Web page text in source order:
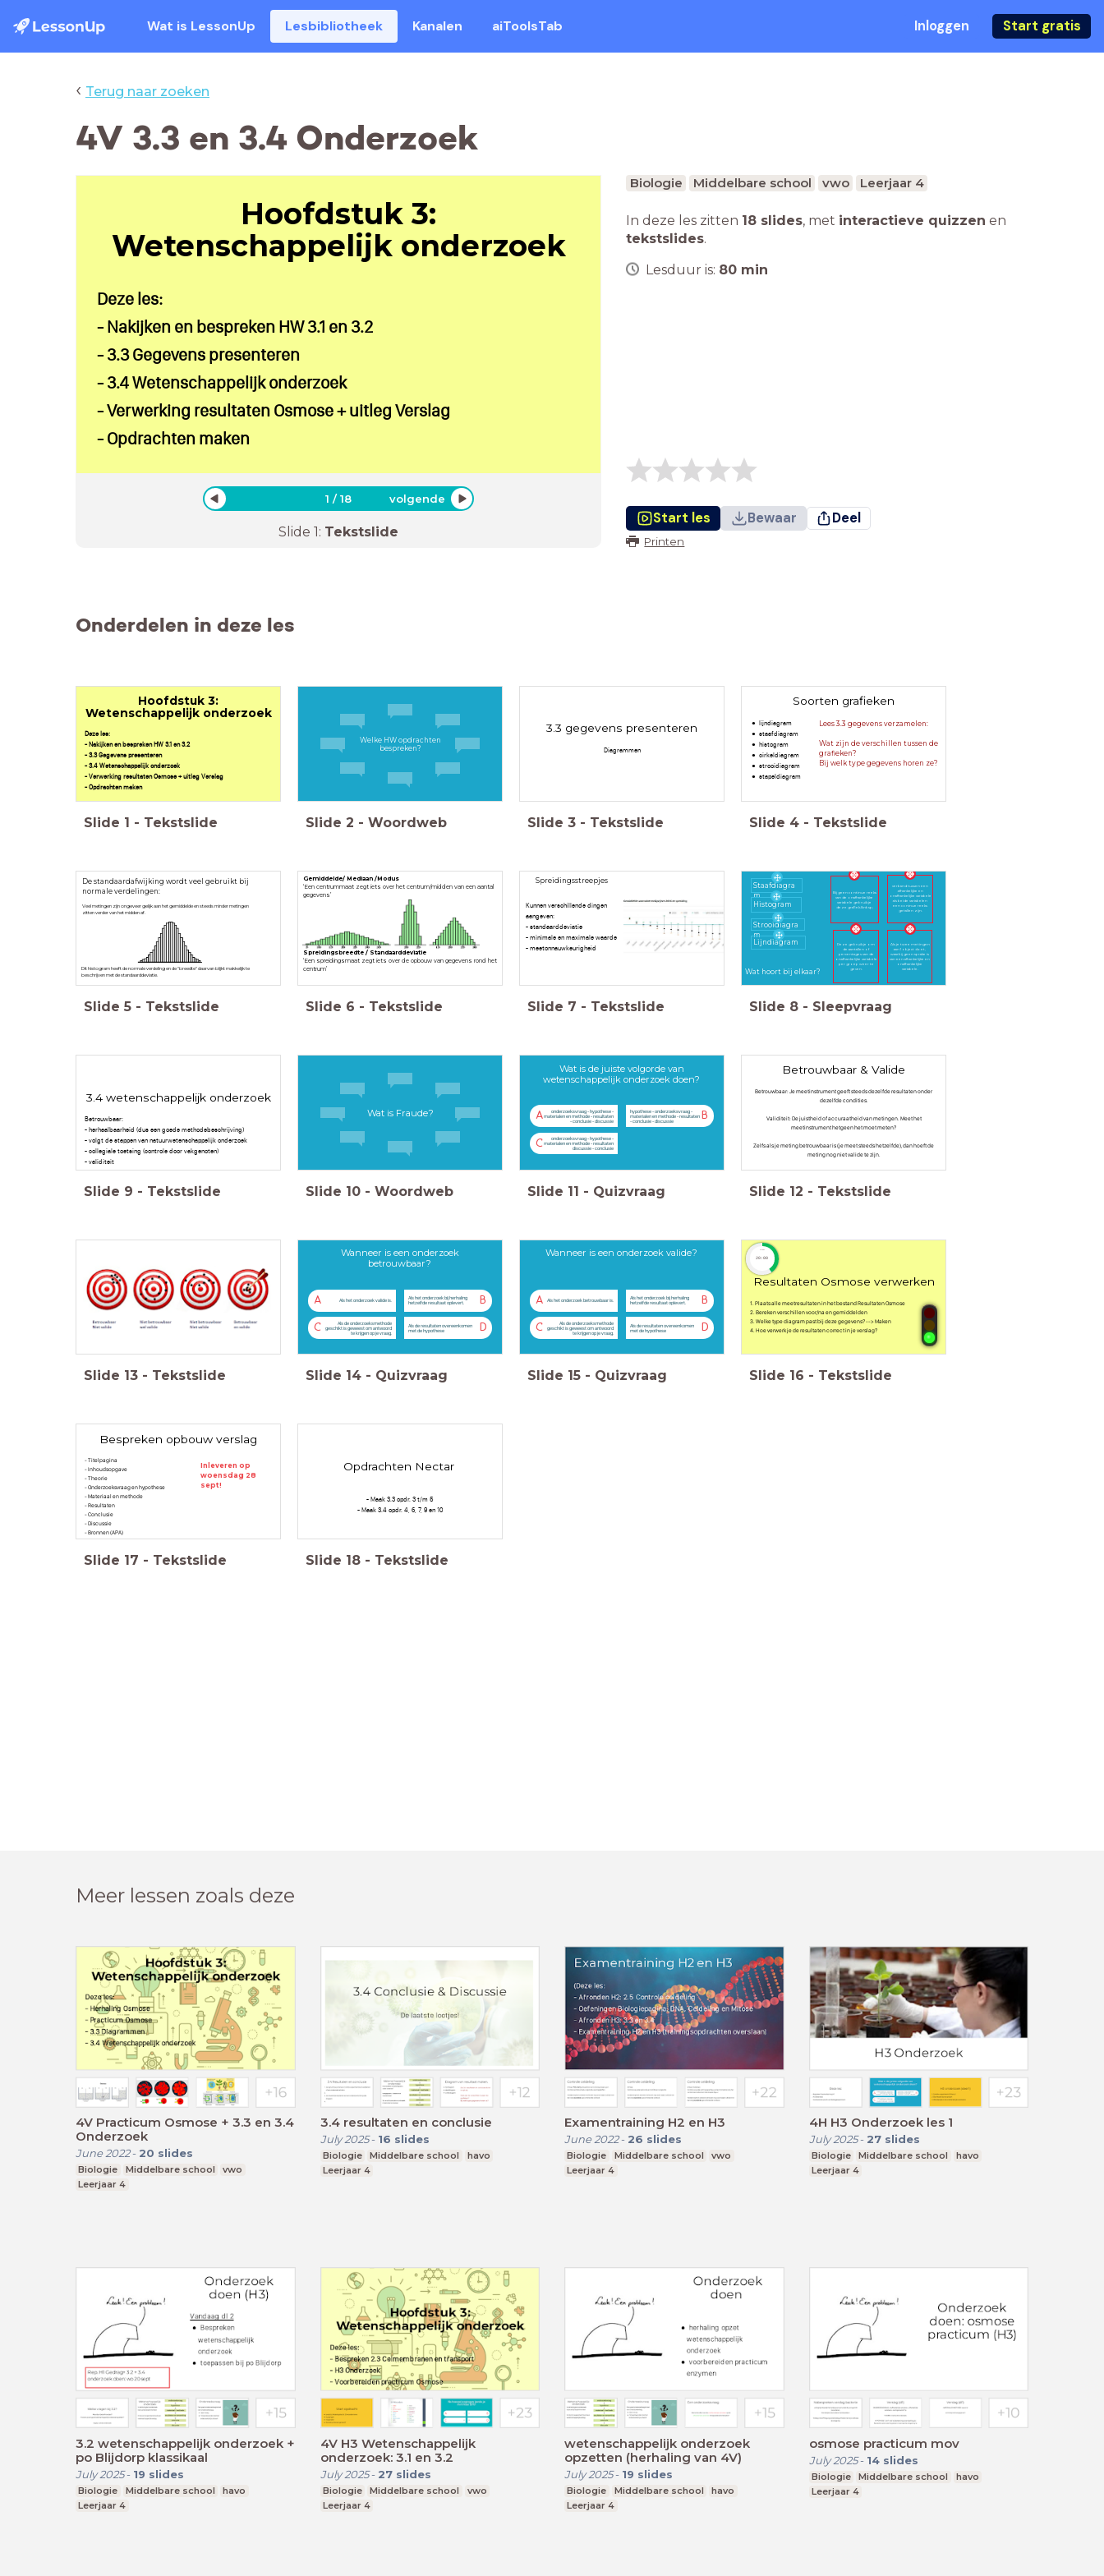
Wat is LessonUp Lesbibliotheek Kanalen aiToolsTab Inloggen Start gratis
‹ Terug naar zoeken
4V 3.3 en 3.4 Onderzoek
Hoofdstuk 3:
Wetenschappelijk onderzoek
Deze les:
- Nakijken en bespreken HW 3.1 en 3.2
- 3.3 Gegevens presenteren
- 3.4 Wetenschappelijk onderzoek
- Verwerking resultaten Osmose + uitleg Verslag
- Opdrachten maken
1 /18 volgende
Slide 1: Tekstslide
Biologie Middelbare school vwo Leerjaar 4
In deze les zitten 18 slides, met interactieve quizzen en
tekstslides.
Lesduur is: 80 min
Start les Bewaar Deel
Printen
Onderdelen in deze les
Hoofdstuk 3:
Wetenschappelijk onderzoek
Deze les:
- Nakijken en bespreken HW 3.1 en 3.2
- 3.3 Gegevens presenteren
- 3.4 Wetenschappelijk onderzoek
- Verwerking resultaten Osmose + uitleg Verslag
- Opdrachten maken
Slide 1 - Tekstslide
Welke HW opdrachten
bespreken?
Slide 2 - Woordweb
3.3 gegevens presenteren
Diagrammen
Slide 3 - Tekstslide
Soorten grafieken
lijndiagram
staafdiagram
histogram
cirkeldiagram
strooidiagram
stapeldiagram
Lees 3.3 gegevens verzamelen:
Wat zijn de verschillen tussen de
grafieken?
Bij welk type gegevens horen ze?
Slide 4 - Tekstslide
Veel metingen zijn ongeveer gelijk aan het gemiddelde en steeds minder metingen
zitten verder van het midden af.
Dit histogram heeft de normale verdeling en de "breedte" daarvan blijkt makkelijk te
beschrijven met de standaarddeviatie.
De standaardafwijking wordt veel gebruikt bij
normale verdelingen:
Slide 5 - Tekstslide
Gemiddelde/ Mediaan /Modus
‘Een centrummaat zegt iets over het centrum/midden van een aantal
gegevens’
Spreidingsbreedte / Standaarddeviatie
‘Een spreidingsmaat zegt ietsover de opbouw van gegevens rond het
centrum’
Slide 6 - Tekstslide
Spreidingsstreepjes
Kunnen verschillende dingen
aangeven:
- standaarddeviatie
- minimale en maximale waarde
- meetonnauwkeurigheid
Slide 7 - Tekstslide
Wat hoort bij elkaar?
verband tussen een
afhankelijke en
onafhankelijke variabele
als beide variabelen
een coninue reeks
getallen zijn.
Bij geen continue reeks
van de onafhankelijke
variabele gebruik je
deze grafiek.&nbsp;
Deze gebruik je om
de aantallen of
percentages van de
onafhankelijke variabele
per groep weer te
geven.
Als je twee metingen
aan 1 object doet,
waarbij geen sprake is
van een afhankelijke en
onafhankelijke
variabele.
Staafdiagra
m
Histogram
Strooidiagra
m
Lijndiagram
Slide 8 - Sleepvraag
3.4 wetenschappelijk onderzoek
Betrouwbaar:
- herhaalbaarheid (dus een goede methodebeschrijving)
- volgt de stappen van natuurwetenschappelijk onderzoek
- collegiale toetsing (controle door vakgenoten)
- validiteit
Slide 9 - Tekstslide
Wat is Fraude?
Slide 10 - Woordweb
Wat is de juiste volgorde van
wetenschappelijk onderzoek doen?
A
onderzoeksvraag - hypothese -
materialen en methode - resultaten
- conclusie - discussie
B
hypothese - onderzoeksvraag -
materialen en methode - resultaten
- conclusie - discussie
C
onderzoeksvraag - hypothese -
materialen en methode - resultaten
discussie - conclusie
Slide 11 - Quizvraag
Betrouwbaar & Valide
Betrouwbaar: Je meetinstrument geeft steeds dezelfde resultaten onder
dezelfde condities.
Validiteit: De juistheid of accuraatheid van metingen. Meet het
meetinstrument hetgeen het moet meten?
Zelfs als je meting betrouwbaar is (je meet steeds hetzelfde), dan hoeft de
meting nog niet valide te zijn.
Slide 12 - Tekstslide
Slide 13 - Tekstslide
Wanneer is een onderzoek
betrouwbaar?
A Als het onderzoek valide is. B
Als het onderzoek bij herhaling
hetzelfde resultaat oplevert.
C
Als de onderzoeksmethode
geschikt is geweest om antwoord
te krijgen op je vraag.
D
Als de resultaten overeenkomen
met de hypothese
Slide 14 - Quizvraag
Wanneer is een onderzoek valide?
A Als het onderzoek betrouwbaar is. B
Als het onderzoek bij herhaling
hetzelfde resultaat oplevert.
C
Als de onderzoeksmethode
geschikt is geweest om antwoord
te krijgen op je vraag.
D
Als de resultaten overeenkomen
met de hypothese
Slide 15 - Quizvraag
Resultaten Osmose verwerken
1. Plaats alle meetresultaten in het bestand Resultaten Osmose
2. Bereken verschillen voor/na en gemiddelden
3. Welke type diagram past bij deze gegevens? --> Maken
4. Hoe verwerk je de resultaten correct in je verslag?
timer
20:00
Slide 16 - Tekstslide
Bespreken opbouw verslag
- Titelpagina
- Inhoudsopgave
- Theorie
- Onderzoeksvraag en hypothese
- Materiaal en methode
- Resultaten
- Conclusie
- Discussie
- Bronnen (APA)
Inleveren op
woensdag 28
sept!
Slide 17 - Tekstslide
Opdrachten Nectar
- Maak 3.3 opdr. 3 t/m 5
- Maak 3.4 opdr. 4, 6, 7, 9 en 10
Slide 18 - Tekstslide
Meer lessen zoals deze
4V Practicum Osmose + 3.3 en 3.4
Onderzoek
June 2022- 20 slides
Biologie Middelbare school
vwo
Leerjaar 4
3.4 resultaten en conclusie
July 2025- 16 slides
Biologie Middelbare school
havo
Leerjaar 4
Examentraining H2 en H3
June 2022- 26 slides
Biologie Middelbare school
vwo
Leerjaar 4
4H H3 Onderzoek les 1
July 2025- 27 slides
Biologie Middelbare school
havo
Leerjaar 4
3.2 wetenschappelijk onderzoek +
po Blijdorp klassikaal
July 2025- 19 slides
Biologie Middelbare school
havo
Leerjaar 4
4V H3 Wetenschappelijk
onderzoek: 3.1 en 3.2
July 2025- 27 slides
Biologie Middelbare school
vwo
Leerjaar 4
wetenschappelijk onderzoek
opzetten (herhaling van 4V)
July 2025- 19 slides
Biologie Middelbare school
havo
Leerjaar 4
osmose practicum mov
July 2025- 14 slides
Biologie Middelbare school
havo
Leerjaar 4